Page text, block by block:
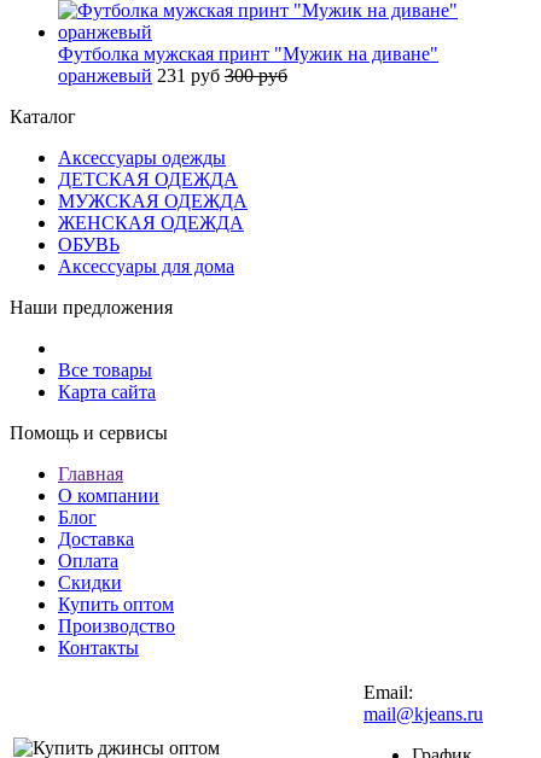
Футболка мужская принт "Мужик на диване"
оранжевый 231 руб 300 руб
Каталог
Аксессуары одежды
ДЕТСКАЯ ОДЕЖДА
МУЖСКАЯ ОДЕЖДА
ЖЕНСКАЯ ОДЕЖДА
ОБУВЬ
Аксессуары для дома
Наши предложения
Все товары
Карта сайта
Помощь и сервисы
Главная
О компании
Блог
Доставка
Оплата
Скидки
Купить оптом
Производство
Контакты
Email:
mail@kjeans.ru